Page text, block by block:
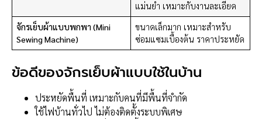
แม่นยำ เหมาะกับงานละเอียด
จักรเย็บผ้าแบบพกพา (Mini
Sewing Machine)
ขนาดเล็กมาก เหมาะสำหรับ
ซ่อมแซมเบื้องต้น ราคาประหยัด
ข้อดีของจักรเย็บผ้าแบบใช้ในบ้าน
ประหยัดพื้นที่ เหมาะกับคนที่มีพื้นที่จำกัด
ใช้ไฟบ้านทั่วไป ไม่ต้องติดตั้งระบบพิเศษ